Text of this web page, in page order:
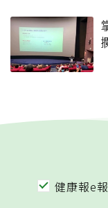
健康報e報